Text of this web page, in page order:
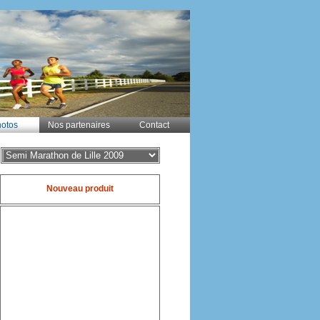
Nos partenaires Contact
Nouveau produit